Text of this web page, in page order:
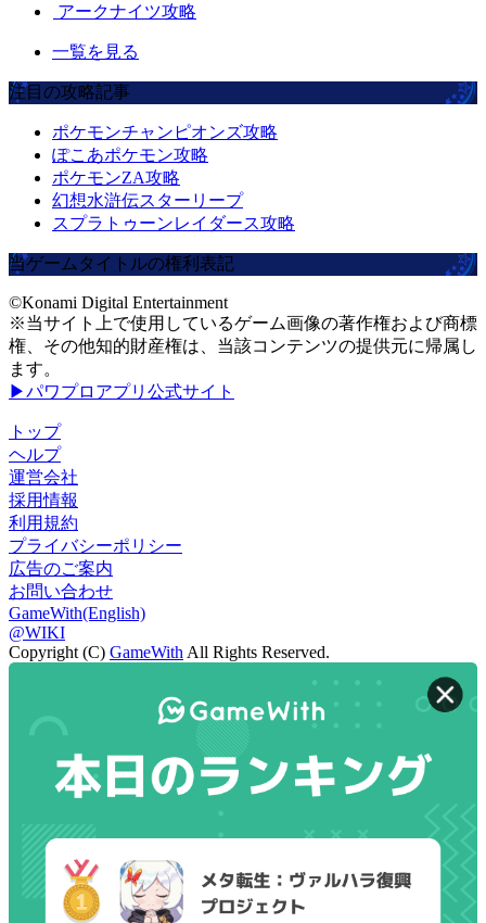
アークナイツ攻略
一覧を見る
注目の攻略記事
ポケモンチャンピオンズ攻略
ぽこあポケモン攻略
ポケモンZA攻略
幻想水滸伝スターリープ
スプラトゥーンレイダース攻略
当ゲームタイトルの権利表記
©Konami Digital Entertainment
※当サイト上で使用しているゲーム画像の著作権および商標
権、その他知的財産権は、当該コンテンツの提供元に帰属し
ます。
▶パワプロアプリ公式サイト
トップ
ヘルプ
運営会社
採用情報
利用規約
プライバシーポリシー
広告のご案内
お問い合わせ
GameWith(English)
@WIKI
Copyright (C) GameWith All Rights Reserved.